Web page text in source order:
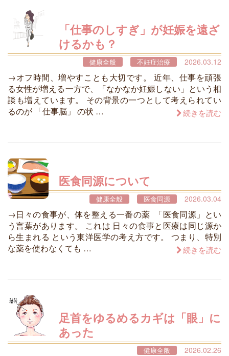
「仕事のしすぎ」が妊娠を遠ざ
けるかも？
健康全般 不妊症治療 2026.03.12
→オフ時間、増やすことも大切です。 近年、仕事を頑張
る女性が増える一方で、「なかなか妊娠しない」という相
談も増えています。 その背景の一つとして考えられてい
るのが 「仕事脳」 の状 …
続きを読む
医食同源について
健康全般 医食同源 2026.03.04
→日々の食事が、体を整える一番の薬 「医食同源」とい
う言葉があります。 これは 日々の食事と医療は同じ源か
ら生まれる という東洋医学の考え方です。 つまり、特別
な薬を使わなくても …
続きを読む
足首をゆるめるカギは「眼」に
あった
健康全般 2026.02.26